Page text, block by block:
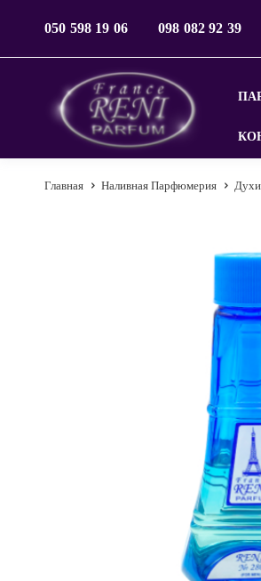
050 598 19 06 098 082 92 39
Главная Наливная Парфюмерия